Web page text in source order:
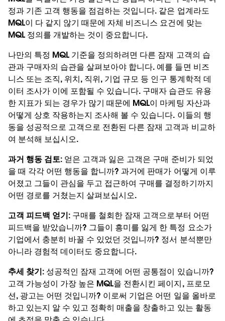
정과 기존 고객 행동을 점검하는 것입니다. 같은 업계라도
MQL이 다 같지 않기 때문에 자체 비즈니스 요건에 맞는
MQL 정의를 개발하는 것이 중요합니다.
나만의 특정 MQL 기준을 정의하려면 다른 잠재 고객의 습
관과 구매자의 습관을 살펴보아야 합니다. 예를 들면 비즈
니스 또는 조직, 위치, 직위, 기업 규모 등 인구 통계학적 데
이터 조사가 이에 포함될 수 있습니다. 구매자 습관도 유용
한 지표가 되는 경우가 많기 때문에 MQL이 마케팅 자산과
어떻게 상호 작용하는지 조사해 볼 수 있습니다. 이들의 행
동을 성공적으로 고객으로 전환된 다른 잠재 고객과 비교하
여 분석해 보십시오.
과거 행동 검토: 얻은 고객과 잃은 고객은 구매 준비가 되었
을 때 각각 어떤 행동을 합니까? 과거에 판매가 어떻게 이루
어졌고 그들이 관심을 두고 접근하여 구매를 결정하기까지
어떤 경로를 거쳤는지 살펴보십시오.
고객 피드백 얻기: 구매를 철회한 잠재 고객으로부터 어떤
피드백을 받았습니까? 그들이 흥미를 잃게 한 특정 요소가
기업에서 충분히 바꿀 수 있었던 것입니까? 정서 분석뿐만
아니라 경험적 데이터도 중요합니다.
추세 찾기: 성공적인 잠재 고객에 어떤 공통점이 있습니까?
고객 가능성이 가장 높은 MQL을 전환시킨 페이지, 프로모
션, 광고는 어떤 것입니까? 이로써 기업은 어떤 일을 올바로
하고 있는지 알 수 있고 정확히 매출을 창출하고 있는 활동